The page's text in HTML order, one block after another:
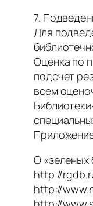
7.
Для
Оценка по
подсчет
всем
О «зеленых
http://
http://